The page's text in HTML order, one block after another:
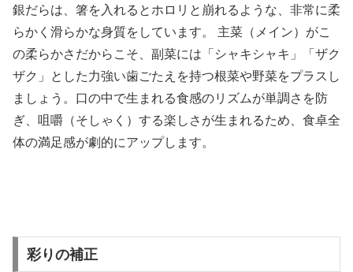
銀だらは、箸を入れるとホロリと崩れるような、非常に柔
らかく滑らかな身質をしています。 主菜（メイン）がこ
の柔らかさだからこそ、副菜には「シャキシャキ」「ザク
ザク」とした力強い歯ごたえを持つ根菜や野菜をプラスし
ましょう。口の中で生まれる食感のリズムが単調さを防
ぎ、咀嚼（そしゃく）する楽しさが生まれるため、食卓全
体の満足感が劇的にアップします。
彩りの補正